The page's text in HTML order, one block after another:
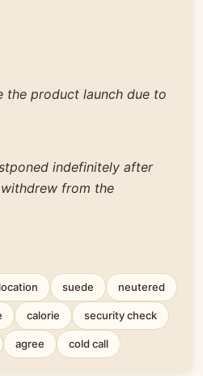
the product launch due to
indefinitely after
from the
suede neutered
calorie security check
agree cold call